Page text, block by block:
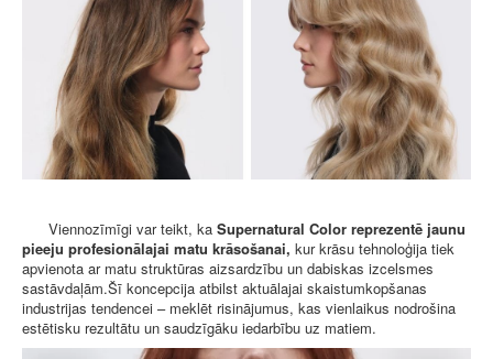
Viennozīmīgi var teikt, ka Supernatural Color reprezentē jaunu
pieeju profesionālajai matu krāsošanai, kur krāsu tehnoloģija tiek
apvienota ar matu struktūras aizsardzību un dabiskas izcelsmes
sastāvdaļām.Šī koncepcija atbilst aktuālajai skaistumkopšanas
industrijas tendencei – meklēt risinājumus, kas vienlaikus nodrošina
estētisku rezultātu un saudzīgāku iedarbību uz matiem.